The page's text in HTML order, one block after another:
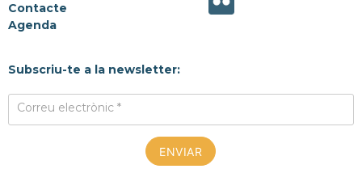
Contacte
Agenda
Subscriu-te a la newsletter:
Correu electrònic *